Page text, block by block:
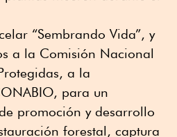
“Sembrando Vida”, y
a la Comisión Nacional
a la
para un
promoción y desarrollo
forestal, captura